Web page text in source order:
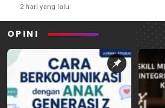
2 hari yang lalu
OPINI